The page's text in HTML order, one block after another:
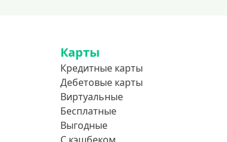
Карты
Кредитные карты
Дебетовые карты
Виртуальные
Бесплатные
Выгодные